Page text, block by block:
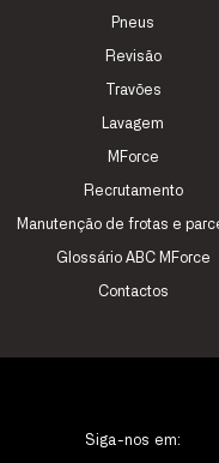
Pneus
Revisão
Travões
Lavagem
MForce
Recrutamento
Manutenção de frotas e
Glossário ABC MForce
Contactos
Siga-nos em: